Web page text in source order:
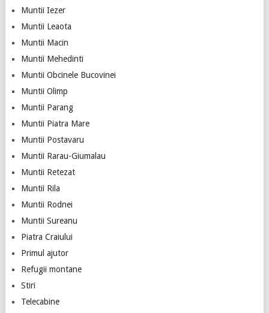
Muntii Iezer
Muntii Leaota
Muntii Macin
Muntii Mehedinti
Muntii Obcinele Bucovinei
Muntii Olimp
Muntii Parang
Muntii Piatra Mare
Muntii Postavaru
Muntii Rarau-Giumalau
Muntii Retezat
Muntii Rila
Muntii Rodnei
Muntii Sureanu
Piatra Craiului
Primul ajutor
Refugii montane
Stiri
Telecabine